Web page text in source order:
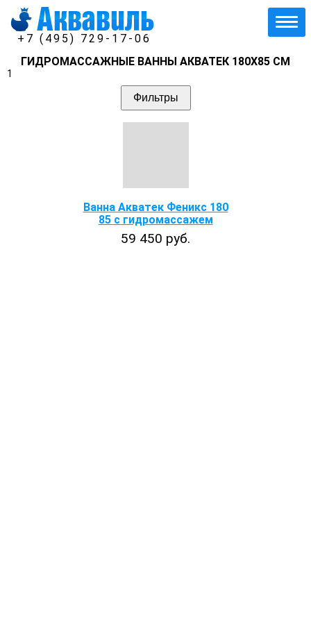
+7 (495) 729-17-06
ГИДРОМАССАЖНЫЕ ВАННЫ АКВАТЕК 180Х85 СМ
1
Фильтры
Ванна Акватек Феникс 180
85 с гидромассажем
59 450 руб.